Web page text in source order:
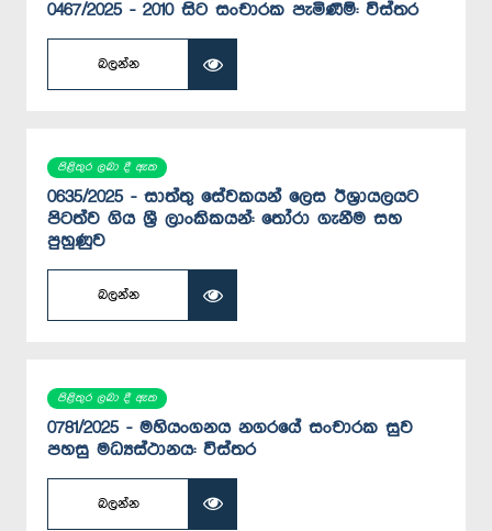
0467/2025 - 2010 සිට සංචාරක පැමිණීම්: විස්තර
බලන්න
පිළිතුර ලබා දී ඇත
0635/2025 - සාත්තු සේවකයන් ලෙස ඊශ්‍රායලයට
පිටත්ව ගිය ශ්‍රී ලාංකිකයන්: තෝරා ගැනීම සහ
පුහුණුව
බලන්න
පිළිතුර ලබා දී ඇත
0781/2025 - මහියංගනය නගරයේ සංචාරක සුව
පහසු මධ්‍යස්ථානය: විස්තර
බලන්න